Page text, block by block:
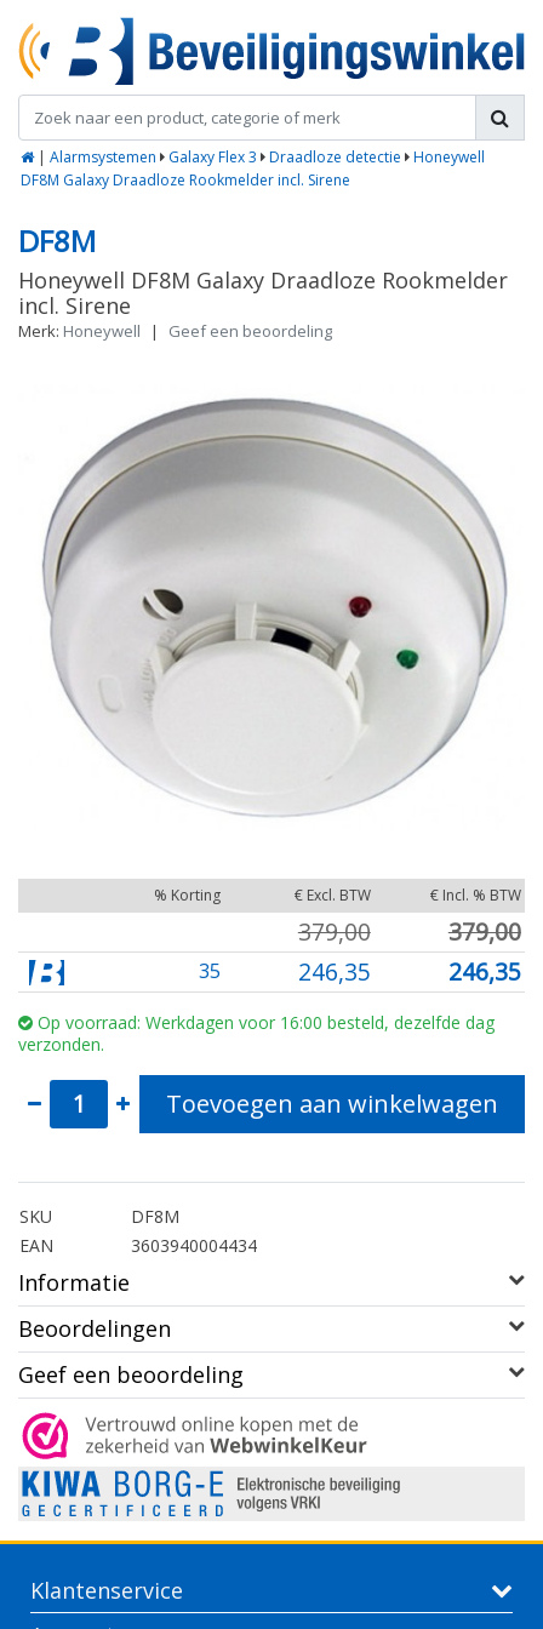
| Alarmsystemen Galaxy Flex 3 Draadloze detectie
Honeywell
DF8M Galaxy Draadloze Rookmelder incl. Sirene
DF8M
Honeywell DF8M Galaxy Draadloze Rookmelder
incl. Sirene
Merk: Honeywell | Geef een beoordeling
% Korting € Excl. BTW € Incl. % BTW
379,00 379,00
35 246,35 246,35
Op voorraad: Werkdagen voor 16:00 besteld, dezelfde dag
verzonden.
Toevoegen aan winkelwagen
SKU
DF8M
EAN
3603940004434
Informatie
Beoordelingen
Geef een beoordeling
Klantenservice